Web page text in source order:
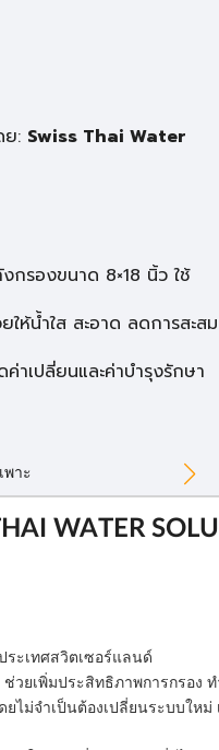
ย: Swiss Thai Water
กรองขนาด 8×18 นิ้ว ใช้
ห้น้ำใส สะอาด ลดการสะสม
าเปลี่ยนและค่าบำรุงรักษา
พาะ
WATER
ะเทศสวิตเซอร์แลนด์
วยเพิ่มประสิทธิภาพการกรอ
ยไม่จำเป็นต้องเปลี่ยนระบบ